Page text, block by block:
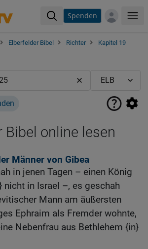
Spenden
Elberfelder Bibel Richter
Kapitel 19
Bibel online lesen
Männer von Gibea
in jenen Tagen – einen König
nicht in Israel –, es geschah
Mann am äußersten
Ephraim als Fremder wohnte,
Nebenfrau aus Bethlehem {in}